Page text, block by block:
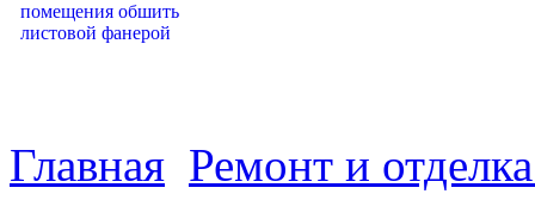
Главная Ремонт и